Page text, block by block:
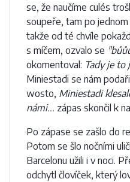
se, že naučíme culés
soupeře, tam po
takže od té chvíle
s míčem, ozvalo se
okomentoval: Tady je to
Miniestadi se nám
wosto, Miniestadi
námi... zápas skončil k
Po zápase se zašlo do
Potom se šlo nočními
Barcelonu užili i v noci.
odchytl človíček, který